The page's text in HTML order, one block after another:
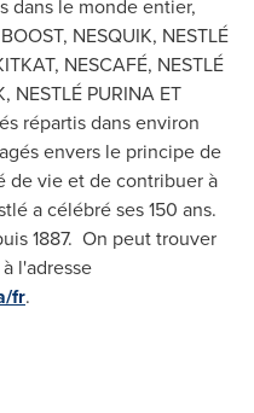
dans le monde entier,
NESQUIK, NESTLÉ
NESCAFÉ, NESTLÉ
NESTLÉ PURINA ET
répartis dans environ
envers le principe de
de vie et de contribuer à
a célébré ses 150 ans.
1887. On peut trouver
l'adresse
fr.